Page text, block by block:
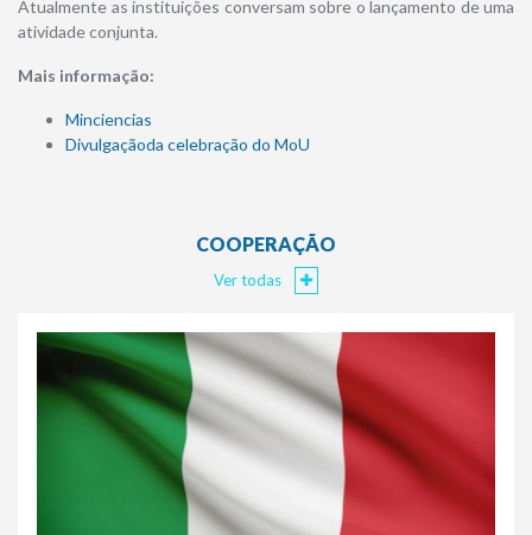
Atualmente as instituições conversam sobre o lançamento de uma
atividade conjunta.
Mais informação:
Minciencias
Divulgaçãoda celebração do MoU
COOPERAÇÃO
Ver todas